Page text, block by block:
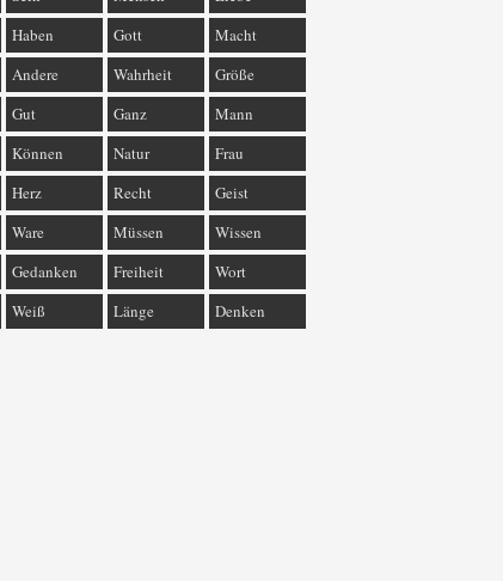
Haben Gott
Macht
Andere Wahrheit
Größe
Gut Ganz
Mann
Können Natur
Frau
Herz Recht
Geist
Ware Müssen
Wissen
Gedanken Freiheit
Wort
Weiß Länge Denken